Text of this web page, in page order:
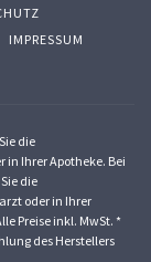
IMPRESSUM
die
in Ihrer Apotheke. Bei
die
oder in Ihrer
Preise inkl. MwSt. *
des Herstellers